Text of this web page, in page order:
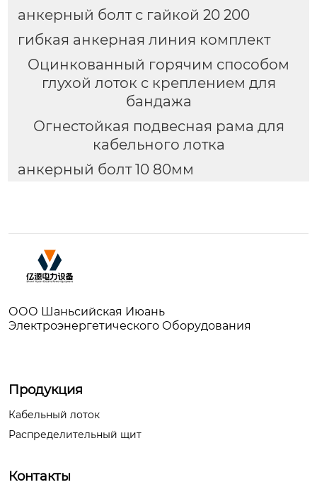
анкерный болт с гайкой 20 200
гибкая анкерная линия комплект
Оцинкованный горячим способом
глухой лоток с креплением для
бандажа
Огнестойкая подвесная рама для
кабельного лотка
анкерный болт 10 80мм
ООО Шаньсийская Июань
Электроэнергетического Оборудования
Продукция
Кабельный лоток
Распределительный щит
Контакты